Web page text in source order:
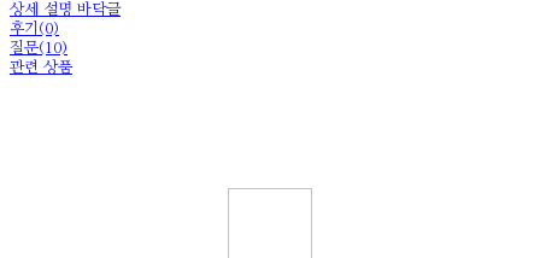
상세 설명 바닥글
후기(0)
질문(10)
관련 상품